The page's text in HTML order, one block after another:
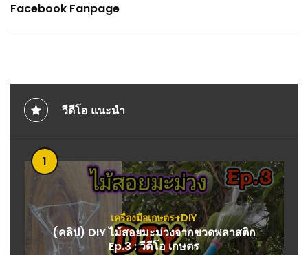
Facebook Fanpage
วีดีโอ แนะนำ
1
เครื่องมือเกษตร+DIY
(คลิป) DIY ไม้สอยมะม่วงจากขวดพลาสติก
Ep.3 : วีดีโอ เกษตร